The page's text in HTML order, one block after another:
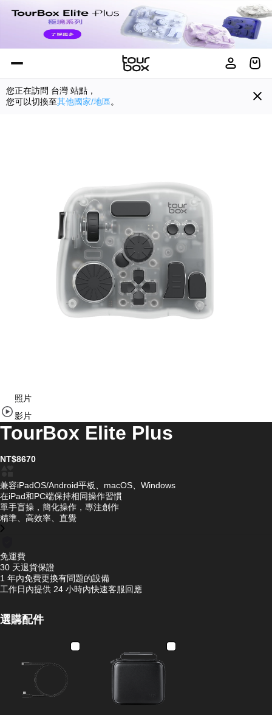
您正在訪問 台灣 站點，
您可以切換至其他國家/地區。
of
11
照片
影片
TourBox Elite Plus
NT$8670
兼容iPadOS/Android平板、macOS、Windows
在iPad和PC端保持相同操作習慣
單手盲操，簡化操作，專注創作
精準、高效率、直覺
免運費
30 天退貨保證
1 年內免費更換有問題的設備
工作日內提供 24 小時內快速客服回應
選購配件